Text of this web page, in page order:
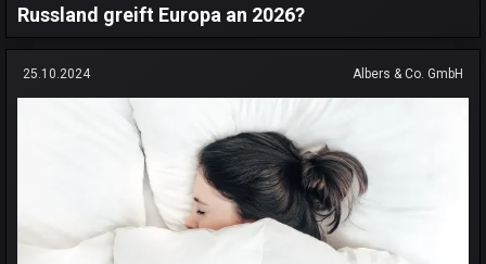
Russland greift Europa an 2026?
25.10.2024 Albers & Co. GmbH